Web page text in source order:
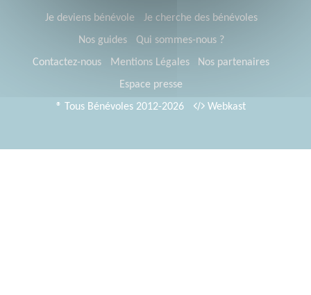
Je deviens bénévole
Je cherche des bénévoles
Nos guides
Qui sommes-nous ?
Contactez-nous
Mentions Légales
Nos partenaires
Espace presse
® Tous Bénévoles 2012-2026
Webkast